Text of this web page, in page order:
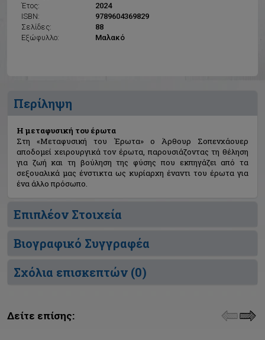
Έτος:
2024
ISBN:
9789604369829
Σελίδες:
88
Εξώφυλλο:
Μαλακό
Περίληψη
Η μεταφυσική του έρωτα
Στη «Μεταφυσική του Έρωτα» ο Άρθουρ Σοπενχάουερ
αποδομεί χειρουργικά τον έρωτα, παρουσιάζοντας τη θέληση
για ζωή και τη βούληση της φύσης που εκπηγάζει από τα
σεξουαλικά μας ένστικτα ως κυρίαρχη έναντι του έρωτα για
ένα άλλο πρόσωπο.
Επιπλέον Στοιχεία
Βιογραφικό Συγγραφέα
Σχόλια επισκεπτών (0)
Δείτε επίσης: